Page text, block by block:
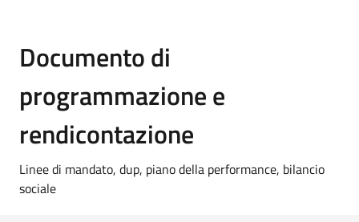
Documento di
programmazione e
rendicontazione
Linee di mandato, dup, piano della performance, bilancio
sociale